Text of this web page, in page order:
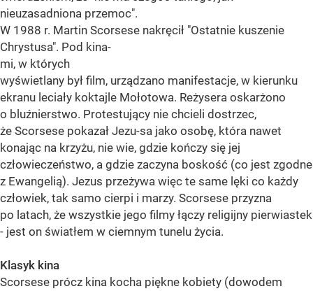
nieuzasadniona przemoc".
W 1988 r. Martin Scorsese nakręcił "Ostatnie kuszenie
Chrystusa". Pod kina-
mi, w których
wyświetlany był film, urządzano manifestacje, w kierunku
ekranu leciały koktajle Mołotowa. Reżysera oskarżono
o bluźnierstwo. Protestujący nie chcieli dostrzec,
że Scorsese pokazał Jezu-sa jako osobę, która nawet
konając na krzyżu, nie wie, gdzie kończy się jej
człowieczeństwo, a gdzie zaczyna boskość (co jest zgodne
z Ewangelią). Jezus przeżywa więc te same lęki co każdy
człowiek, tak samo cierpi i marzy. Scorsese przyzna
po latach, że wszystkie jego filmy łączy religijny pierwiastek
- jest on światłem w ciemnym tunelu życia.
Klasyk kina
Scorsese prócz kina kocha piękne kobiety (dowodem